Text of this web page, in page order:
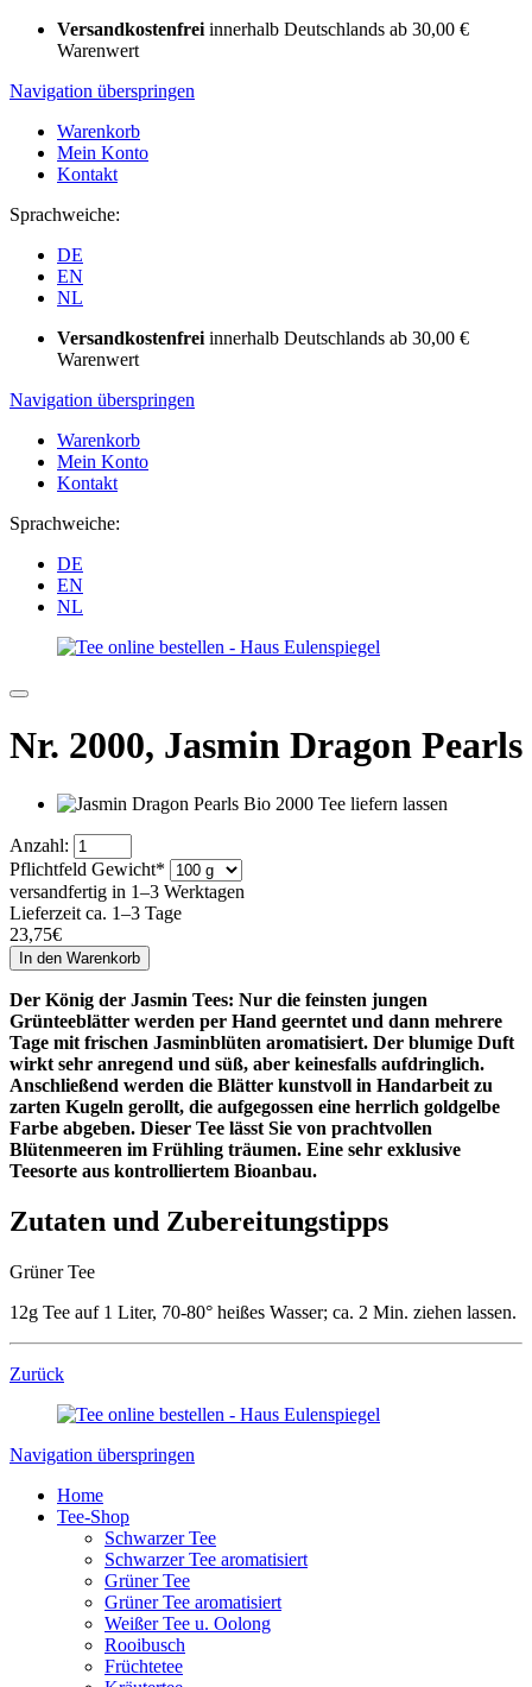
Versandkostenfrei innerhalb Deutschlands ab 30,00 €
Warenwert
Navigation überspringen
Warenkorb
Mein Konto
Kontakt
Sprachweiche:
DE
EN
NL
Versandkostenfrei innerhalb Deutschlands ab 30,00 €
Warenwert
Navigation überspringen
Warenkorb
Mein Konto
Kontakt
Sprachweiche:
DE
EN
NL
Nr. 2000, Jasmin Dragon Pearls
Anzahl:
Pflichtfeld Gewicht*
versandfertig in 1–3 Werktagen
Lieferzeit ca. 1–3 Tage
23,75€
Der König der Jasmin Tees: Nur die feinsten jungen
Grünteeblätter werden per Hand geerntet und dann mehrere
Tage mit frischen Jasminblüten aromatisiert. Der blumige Duft
wirkt sehr anregend und süß, aber keinesfalls aufdringlich.
Anschließend werden die Blätter kunstvoll in Handarbeit zu
zarten Kugeln gerollt, die aufgegossen eine herrlich goldgelbe
Farbe abgeben. Dieser Tee lässt Sie von prachtvollen
Blütenmeeren im Frühling träumen. Eine sehr exklusive
Teesorte aus kontrolliertem Bioanbau.
Zutaten und Zubereitungstipps
Grüner Tee
12g Tee auf 1 Liter, 70-80° heißes Wasser; ca. 2 Min. ziehen lassen.
Zurück
Navigation überspringen
Home
Tee-Shop
Schwarzer Tee
Schwarzer Tee aromatisiert
Grüner Tee
Grüner Tee aromatisiert
Weißer Tee u. Oolong
Rooibusch
Früchtetee